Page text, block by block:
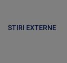
STIRI EXTERNE